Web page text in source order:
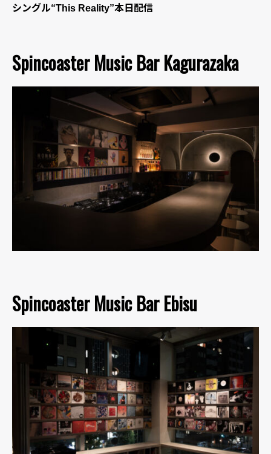
シングル“This Reality”本日配信
Spincoaster Music Bar Kagurazaka
Spincoaster Music Bar Ebisu